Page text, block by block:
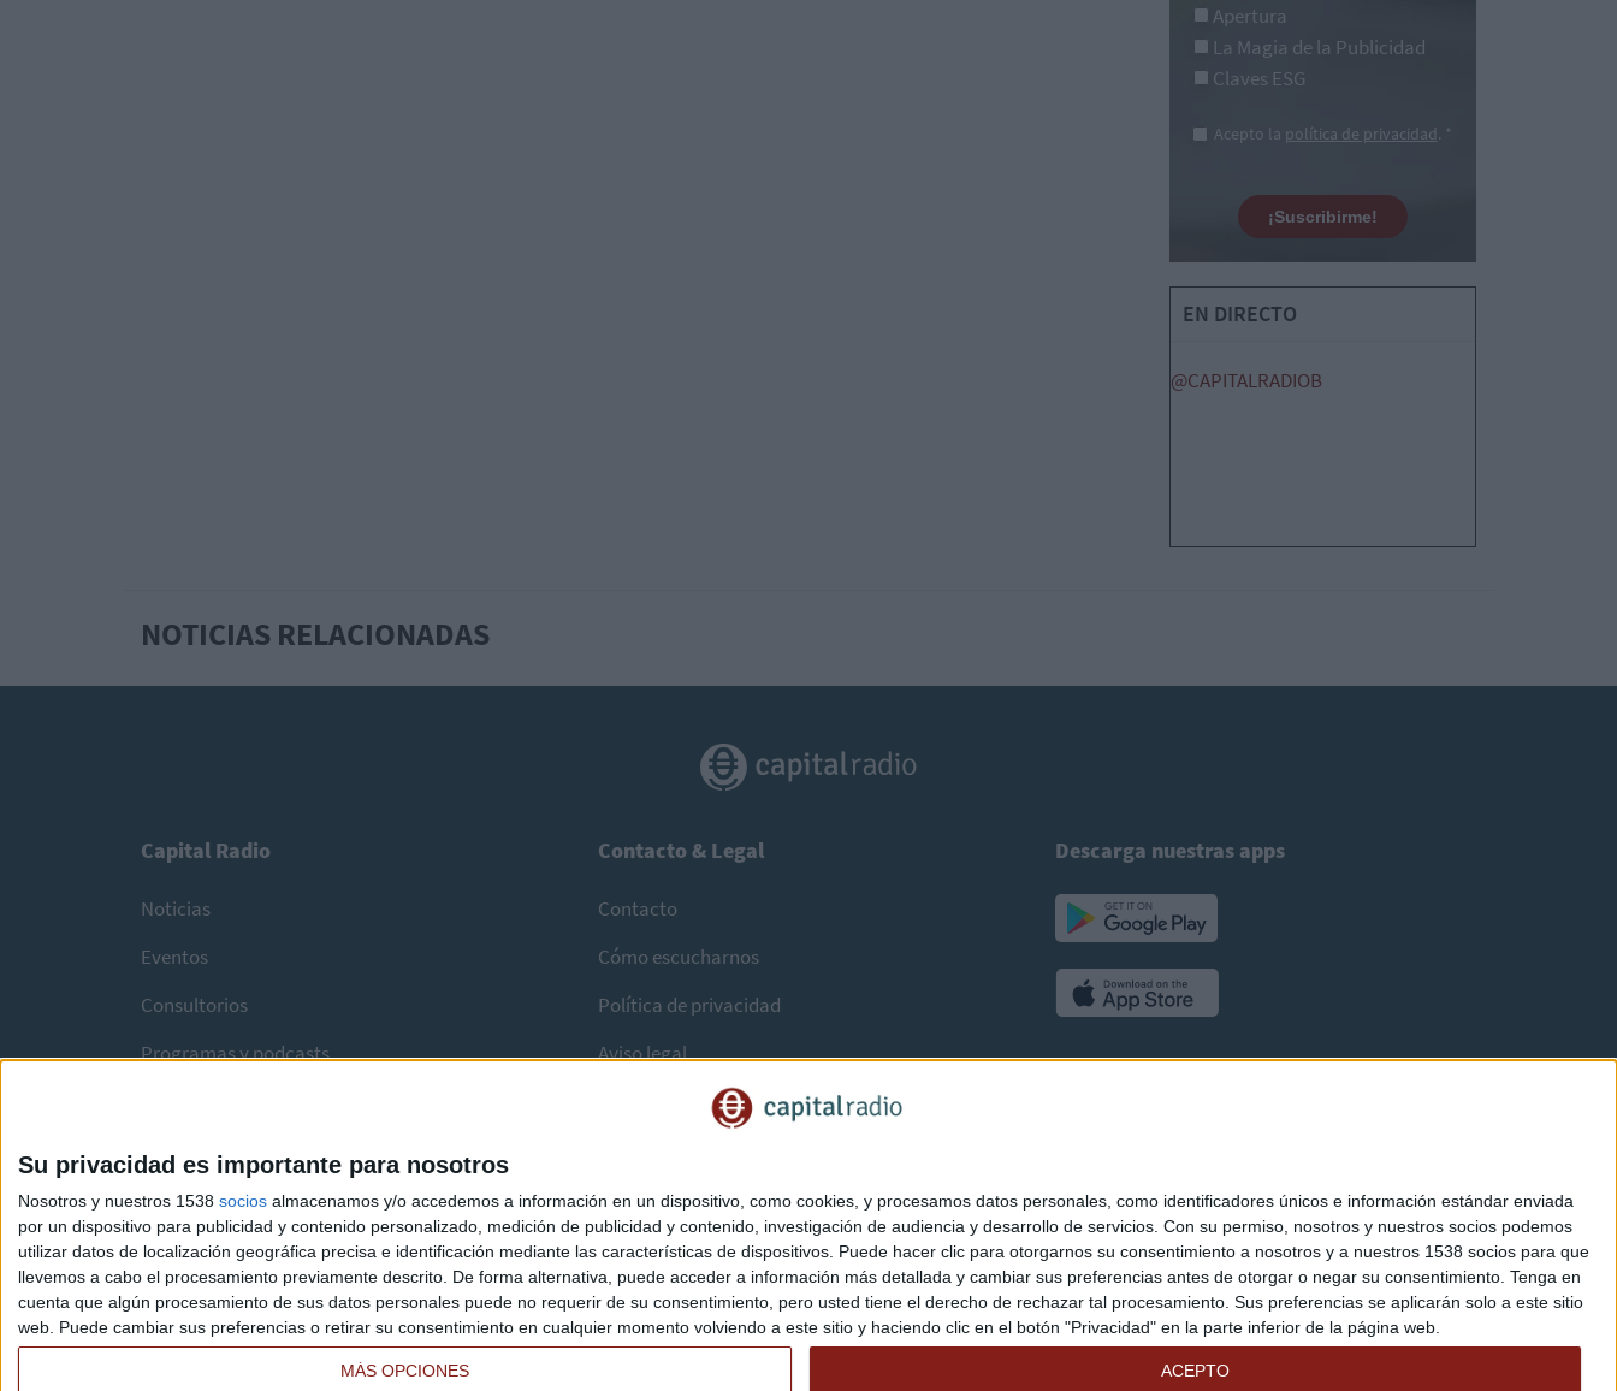
Su privacidad es importante para nosotros
Nosotros y nuestros 1538 socios almacenamos y/o accedemos a información en un dispositivo, como cookies, y procesamos datos personales, como identificadores únicos e información estándar enviada
por un dispositivo para publicidad y contenido personalizado, medición de publicidad y contenido, investigación de audiencia y desarrollo de servicios. Con su permiso, nosotros y nuestros socios podemos
utilizar datos de localización geográfica precisa e identificación mediante las características de dispositivos. Puede hacer clic para otorgarnos su consentimiento a nosotros y a nuestros 1538 socios para que
llevemos a cabo el procesamiento previamente descrito. De forma alternativa, puede acceder a información más detallada y cambiar sus preferencias antes de otorgar o negar su consentimiento. Tenga en
cuenta que algún procesamiento de sus datos personales puede no requerir de su consentimiento, pero usted tiene el derecho de rechazar tal procesamiento. Sus preferencias se aplicarán solo a este sitio
web. Puede cambiar sus preferencias o retirar su consentimiento en cualquier momento volviendo a este sitio y haciendo clic en el botón "Privacidad" en la parte inferior de la página web.
MÁS OPCIONES ACEPTO
Apertura
La Magia de la Publicidad
Claves ESG
Acepto la política de privacidad. *
¡Suscribirme!
EN DIRECTO
@CAPITALRADIOB
NOTICIAS RELACIONADAS
Capital Radio
Noticias
Eventos
Consultorios
Programas y podcasts
Contacto & Legal
Contacto
Cómo escucharnos
Política de privacidad
Aviso legal
Descarga nuestras apps